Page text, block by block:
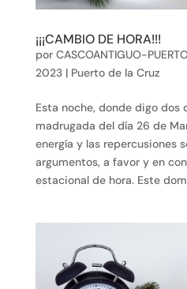
¡¡¡CAMBIO DE HORA!!!
por CASCOANTIGUO-
2023| Puerto de la Cruz
Esta noche, donde digo dos
madrugada del día 26 de
energía y las repercusiones
argumentos, a favor y en
estacional de hora. Este